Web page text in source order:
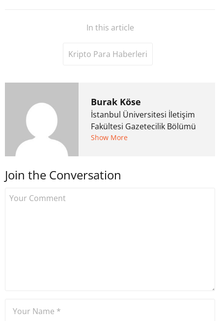
In this article
Kripto Para Haberleri
Burak Köse
İstanbul Üniversitesi İletişim
Fakültesi Gazetecilik Bölümü
mezunu. 6 yıl ana akım
kurdu. 2017'nin Mayıs ayından
Show More
Join the Conversation